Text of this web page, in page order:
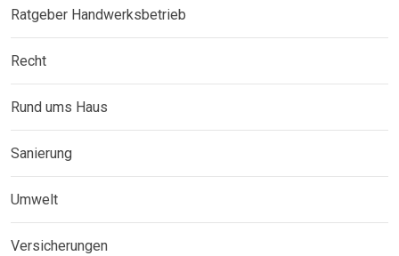
Ratgeber Handwerksbetrieb
Recht
Rund ums Haus
Sanierung
Umwelt
Versicherungen